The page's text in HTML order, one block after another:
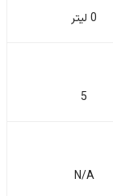
0 لیتر
5
N/A